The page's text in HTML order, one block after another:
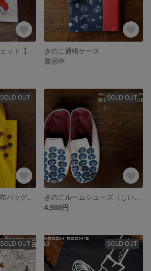
きのこ通帳ケース
展示中
SOLD OUT SOLD OUT
4,500円
SOLD OUT SOLD OUT